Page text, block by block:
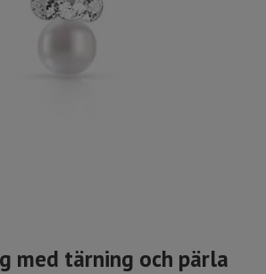
med tärning och pärla